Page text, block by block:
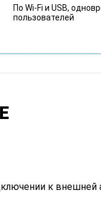
По Wi-Fi и USB,
пользователей
к внешней